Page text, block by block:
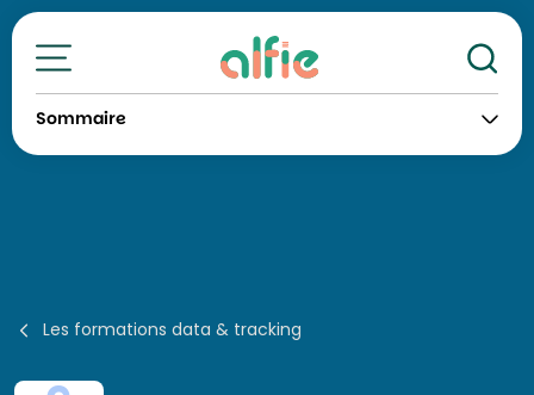
Toutes nos formations
Sommaire
Les formations data & tracking